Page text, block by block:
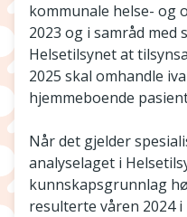
kommunale helse- og
2023 og i samråd
Helsetilsynet at
2025 skal omhandle
hjemmeboende
Når det gjelder
analyselaget i
kunnskapsgrunnlag
resulterte våren 2024